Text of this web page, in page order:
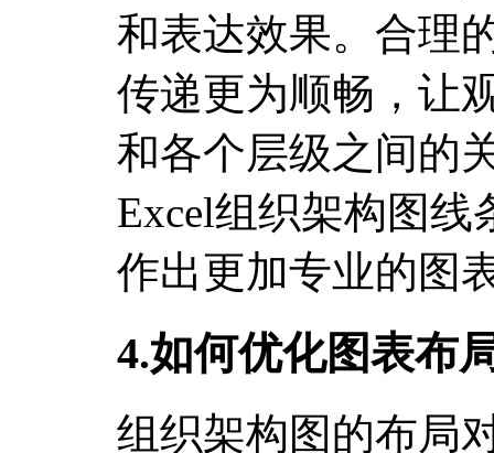
和表达效果。合理
传递更为顺畅，让
和各个层级之间的
Excel组织架构图
作出更加专业的图
4.如何优化图表布
组织架构图的布局